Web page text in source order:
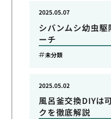
シバンムシ幼虫駆
ーチ
2025.05.07
未分類
風呂釜交換DIYは
クを徹底解説
2025.05.02